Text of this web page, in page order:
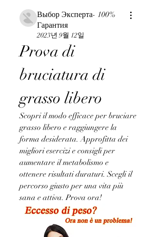
Выбор Эксперта- 100%
Гарантия
2023년 9월 12일
Prova di
bruciatura di
grasso libero
Scopri il modo efficace per bruciare
grasso libero e raggiungere la
forma desiderata. Approfitta dei
migliori esercizi e consigli per
aumentare il metabolismo e
ottenere risultati duraturi. Scegli il
percorso giusto per una vita più
sana e attiva. Prova ora!